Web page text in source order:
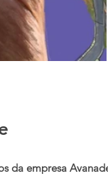
da empresa